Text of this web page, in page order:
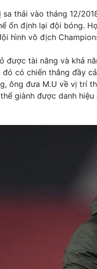
sa thải vào tháng 12/
ổn định lại đội bóng.
hình vô địch
được tài năng và khả
có chiến thắng đầy
ông đưa M.U về vị trí
giành được danh